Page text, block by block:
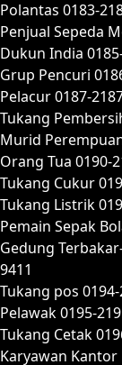
Polantas 0183-
Penjual Sepeda
Dukun India
Grup Pencuri
Pelacur 0187-
Tukang
Murid
Orang Tua 0190-
Tukang Cukur
Tukang Listrik
Pemain Sepak
Gedung
9411
Tukang pos
Pelawak 0195-
Tukang Cetak
Karyawan Kantor